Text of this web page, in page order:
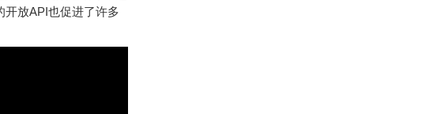
开放API也促进了许多